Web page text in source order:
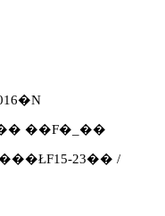
��F�_��
23�� /